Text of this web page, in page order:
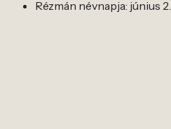
Rézmán névnapja: június 2.